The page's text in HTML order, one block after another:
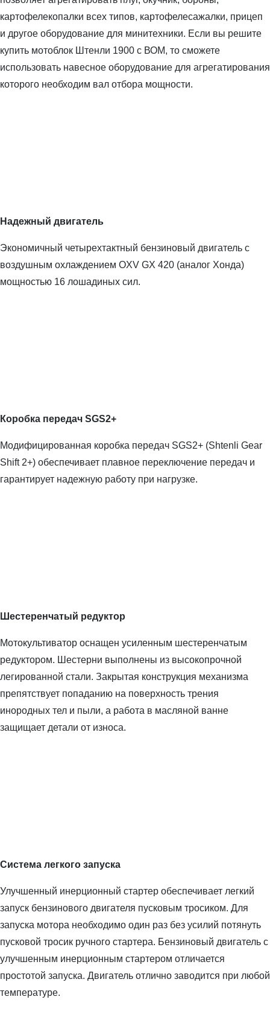
картофелекопалки всех типов, картофелесажалки, прицеп
и другое оборудование для минитехники. Если вы решите
купить мотоблок Штенли 1900 с ВОМ, то сможете
использовать навесное оборудование для агрегатирования
которого необходим вал отбора мощности.
Надежный двигатель
Экономичный четырехтактный бензиновый двигатель с
воздушным охлаждением OXV GX 420 (аналог Хонда)
мощностью 16 лошадиных сил.
Коробка передач SGS2+
Модифицированная коробка передач SGS2+ (Shtenli Gear
Shift 2+) обеспечивает плавное переключение передач и
гарантирует надежную работу при нагрузке.
Шестеренчатый редуктор
Мотокультиватор оснащен усиленным шестеренчатым
редуктором. Шестерни выполнены из высокопрочной
легированной стали. Закрытая конструкция механизма
препятствует попаданию на поверхность трения
инородных тел и пыли, а работа в масляной ванне
защищает детали от износа.
Система легкого запуска
Улучшенный инерционный стартер обеспечивает легкий
запуск бензинового двигателя пусковым тросиком. Для
запуска мотора необходимо один раз без усилий потянуть
пусковой тросик ручного стартера. Бензиновый двигатель с
улучшенным инерционным стартером отличается
простотой запуска. Двигатель отлично заводится при любой
температуре.